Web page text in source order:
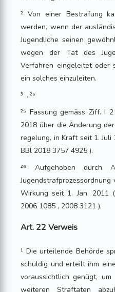
² Von einer Bestrafung
werden, wenn der
Jugendliche seinen
wegen der Tat des
Verfahren eingeleitet oder
ein solches einzuleiten.
³ …²⁶
²⁵ Fassung gemäss Ziff. I
2018 über die Änderung
regelung, in Kraft seit 1.
BBl 2018 3757 4925 ).
²⁶ Aufgehoben durch
Jugendstrafprozessordnung
Wirkung seit 1. Jan. 2011
2006 1085 , 2008 3121 ).
Art. 22 Verweis
¹ Die urteilende Behörde
schuldig und erteilt ihm
voraussichtlich genügt, um
weiteren Straftaten